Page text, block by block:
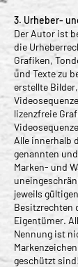
3. Urheber-
Der Autor ist
die
Grafiken,
und Texte zu
erstellte
lizenzfreie
Alle innerhalb
genannten
Marken- und
jeweils
Besitzrechten
Eigentümer.
Nennung ist
geschützt sind!